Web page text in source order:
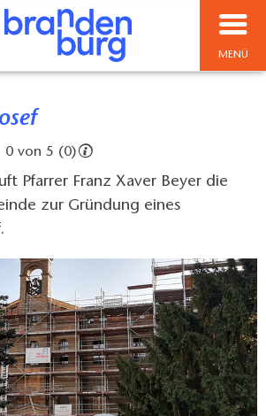
MENÜ
0 von 5 (0)
Pfarrer Franz Xaver Beyer die
zur Gründung eines